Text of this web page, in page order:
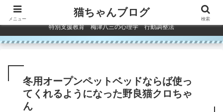
コンテンツへスキップ
特別支援教育 梅津八三の心理学 行動調整法
冬用オープンペットベッドならば使っ
てくれるようになった野良猫クロちゃ
ん
メニュー
猫ちゃんブログ
検索